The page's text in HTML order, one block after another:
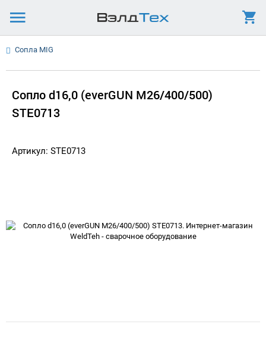
Сопла MIG
Сопло d16,0 (everGUN M26/400/500)
STЕ0713
Артикул: STE0713